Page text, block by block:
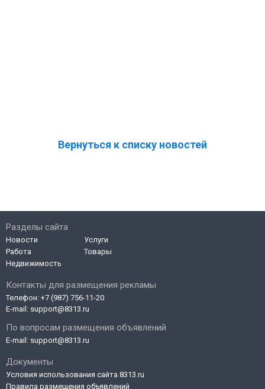
Вернуться к списку новостей
Контакты для размещения рекламы
Телефон: +7 (987) 756-11-20
E-mail: support@8313.ru
По вопросам размещения объявлений
E-mail: support@8313.ru
Документы
Условия использования сайта 8313.ru
Правила размещения объявлений
Разделы сайта
Новости
Работа
Недвижимость
Услуги
Товары